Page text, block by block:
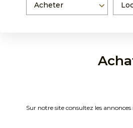
Acheter
Sur notre site consultez les